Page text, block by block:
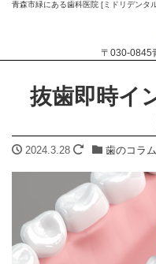
青森市緑にある歯科医院 [ミドリデンタ
〒030-0845
抜歯即時イ
2024.3.28 歯のコラム